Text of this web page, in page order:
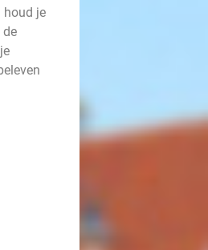
houd je